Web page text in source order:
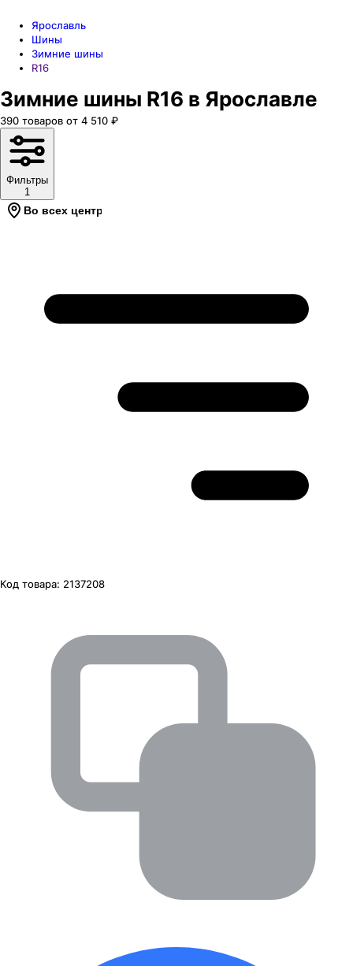
Ярославль
Шины
Зимние шины
R16
Зимние шины R16 в Ярославле
390 товаров от 4 510 ₽
Фильтры
1
Во всех центрах
Код товара: 2137208